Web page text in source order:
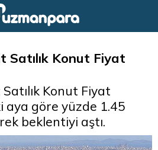
Satılık Konut Fiyat
Konut Fiyat
aya göre yüzde 1.45
beklentiyi aştı.